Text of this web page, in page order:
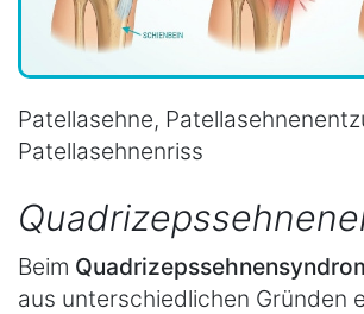
Patellasehne,
Patellasehnenriss
Beim
aus unterschiedlichen Gründen